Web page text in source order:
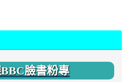
臉書粉專